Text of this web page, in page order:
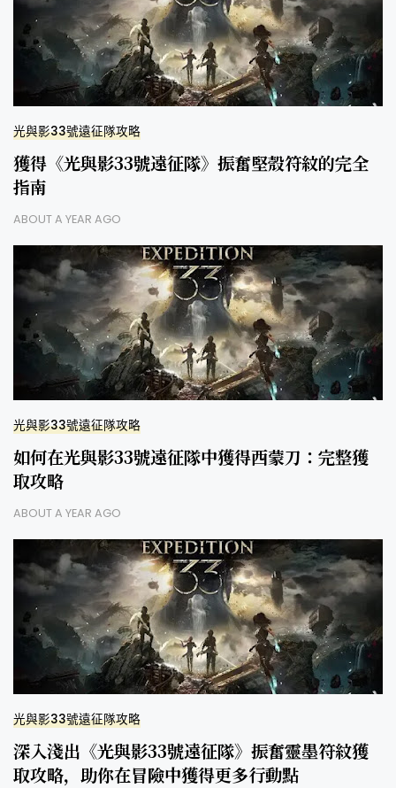
光與影33號遠征隊攻略
獲得《光與影33號遠征隊》振奮堅殼符紋的完全
指南
ABOUT A YEAR AGO
光與影33號遠征隊攻略
如何在光與影33號遠征隊中獲得西蒙刀：完整獲
取攻略
ABOUT A YEAR AGO
光與影33號遠征隊攻略
深入淺出《光與影33號遠征隊》振奮靈墨符紋獲
取攻略，助你在冒險中獲得更多行動點